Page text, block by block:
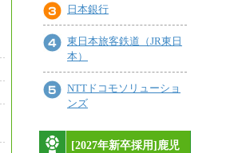
日本銀行
東日本旅客鉄道（JR東日
本）
NTTドコモソリューショ
ンズ
[2027年新卒採用]鹿児